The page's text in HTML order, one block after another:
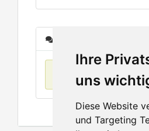
Ihre
uns
Diese Website
und Targeting
No items found